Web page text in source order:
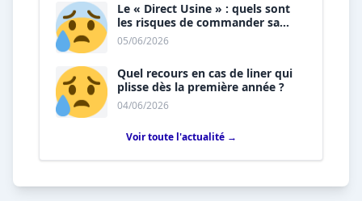
Le « Direct Usine » : quels sont
les risques de commander sa
piscine sans installateur ?
05/06/2026
Quel recours en cas de liner qui
plisse dès la première année ?
04/06/2026
Voir toute l'actualité →